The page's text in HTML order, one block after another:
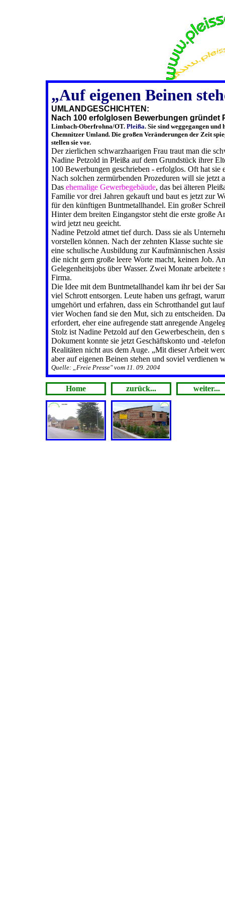
„Auf eigenen Beinen
UMLANDGESCHICHTEN:
Nach 100 erfolglosen Bewerbungen gründet
Limbach-Oberfrohna/OT. Pleißa. Sie sind weggegangen
Chemnitzer Umland. Die großen Veränderungen der Zeit
stellen sie vor.
Der zierlichen schwarzhaarigen Frau traut man die
Nadine Petzold in Pleißa auf dem Grundstück ihrer
100 Bewerbungen geschrieben - erfolglos. Oft hat
Nach solchen zermürbenden Prozeduren will sie jetzt
Das ehemalige Gewerbegebäude, das bei älteren
Familie vor drei Jahren gekauft und baut es jetzt zur
für den künftigen Buntmetallhandel. Ein großer
Hinter dem breiten Eingangstor steht die erste große
wird jetzt neu geeicht.
Nadine Petzold atmet tief durch. Dass sie als
vorstellen können. Nach der zehnten Klasse suchte
eine schulische Ausbildung zur Kaufmännischen
die nicht gern große leere Worte macht, keinen Job.
Gelegenheitsjobs über Wasser. Zwei Monate
Firma.
Die Idee mit dem Buntmetallhandel kam ihr bei der
viel Schrott entsorgen. Leute haben uns gefragt,
umgehört und erfahren, dass ein Schrotthandel gut
vier Wochen fand sie den Mut, sich zu entscheiden.
erfordert, eher eine aufregende statt anregende
Stolz ist Nadine Petzold auf den Gewerbeschein, den
Dokument konnte sie jetzt Geschäftskonto und -
Realitäten nicht aus dem Auge. „Mit dieser Arbeit
aber auf eigenen Beinen stehen und soviel verdienen
Quelle: „Freie Presse" vom 11. 09. 2004
Home zurück... weiter...